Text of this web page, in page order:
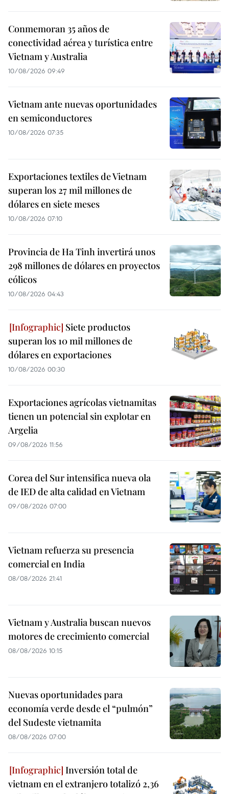
Conmemoran 35 años de
conectividad aérea y turística entre
Vietnam y Australia
10/08/2026 09:49
Vietnam ante nuevas oportunidades
en semiconductores
10/08/2026 07:35
Exportaciones textiles de Vietnam
superan los 27 mil millones de
dólares en siete meses
10/08/2026 07:10
Provincia de Ha Tinh invertirá unos
298 millones de dólares en proyectos
eólicos
10/08/2026 04:43
Siete productos
superan los 10 mil millones de
dólares en exportaciones
10/08/2026 00:30
Exportaciones agrícolas vietnamitas
tienen un potencial sin explotar en
Argelia
09/08/2026 11:56
Corea del Sur intensifica nueva ola
de IED de alta calidad en Vietnam
09/08/2026 07:00
Vietnam refuerza su presencia
comercial en India
08/08/2026 21:41
Vietnam y Australia buscan nuevos
motores de crecimiento comercial
08/08/2026 10:15
Nuevas oportunidades para
economía verde desde el “pulmón”
del Sudeste vietnamita
08/08/2026 07:00
Inversión total de
vietnam en el extranjero totalizó 2,36